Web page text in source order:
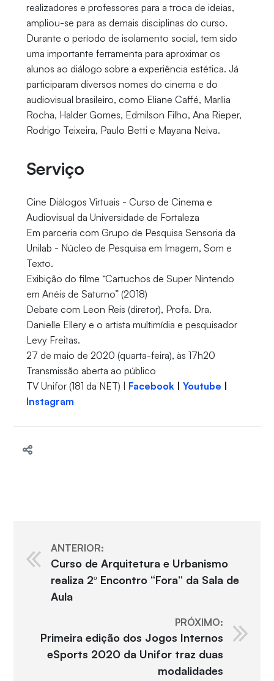
realizadores e professores para a troca de ideias,
ampliou-se para as demais disciplinas do curso.
Durante o período de isolamento social, tem sido
uma importante ferramenta para aproximar os
alunos ao diálogo sobre a experiência estética. Já
participaram diversos nomes do cinema e do
audiovisual brasileiro, como Eliane Caffé, Marília
Rocha, Halder Gomes, Edmilson Filho, Ana Rieper,
Rodrigo Teixeira, Paulo Betti e Mayana Neiva.
Serviço
Cine Diálogos Virtuais - Curso de Cinema e
Audiovisual da Universidade de Fortaleza
Em parceria com Grupo de Pesquisa Sensoria da
Unilab - Núcleo de Pesquisa em Imagem, Som e
Texto.
Exibição do filme “Cartuchos de Super Nintendo
em Anéis de Saturno” (2018)
Debate com Leon Reis (diretor), Profa. Dra.
Danielle Ellery e o artista multimídia e pesquisador
Levy Freitas.
27 de maio de 2020 (quarta-feira), às 17h20
Transmissão aberta ao público
TV Unifor (181 da NET) | Facebook| Youtube |
Instagram
ANTERIOR:
Curso de Arquitetura e Urbanismo
realiza 2º Encontro “Fora” da Sala de
Aula
PRÓXIMO:
Primeira edição dos Jogos Internos
eSports 2020 da Unifor traz duas
modalidades